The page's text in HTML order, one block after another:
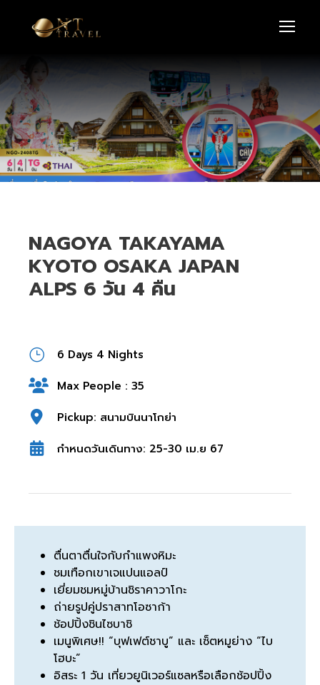
NAGOYA TAKAYAMA
KYOTO OSAKA JAPAN
ALPS 6 วัน 4 คืน
6 Days 4 Nights
Max People : 35
Pickup: สนามบินนาโกย่า
กำหนดวันเดินทาง: 25-30 เม.ย 67
ตื่นตาตื่นใจกับกำแพงหิมะ
ชมเทือกเขาเจแปนแอลป์
เยี่ยมชมหมู่บ้านชิราคาวาโกะ
ถ่ายรูปคู่ปราสาทโอซาก้า
ช้อปปิ้งชินไซบาชิ
เมนูพิเศษ!! “บุฟเฟต์ชาบู” และ เซ็ตหมูย่าง “ไบ
โฮบะ”
อิสระ 1 วัน เที่ยวยูนิเวอร์แซลหรือเลือกช้อปปิ้ง